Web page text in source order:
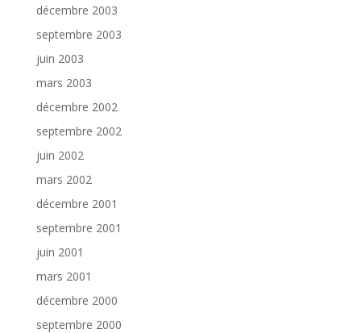
décembre 2003
septembre 2003
juin 2003
mars 2003
décembre 2002
septembre 2002
juin 2002
mars 2002
décembre 2001
septembre 2001
juin 2001
mars 2001
décembre 2000
septembre 2000